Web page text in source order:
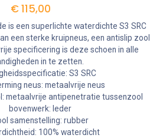
€115,00
is een superlichte waterdichte S3 SRC
een sterke kruipneus, een antislip zool
specificering is deze schoen in alle
in te zetten.
S3 SRC
neus: metaalvrije neus
metaalvrije antipenetratie tussenzool
bovenwerk: leder
samenstelling: rubber
100% waterdicht